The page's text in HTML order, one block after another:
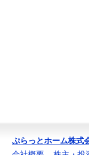
ぷらっとホーム株式